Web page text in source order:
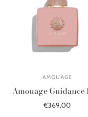
AMOUAGE
Amouage Guidance
€369,00